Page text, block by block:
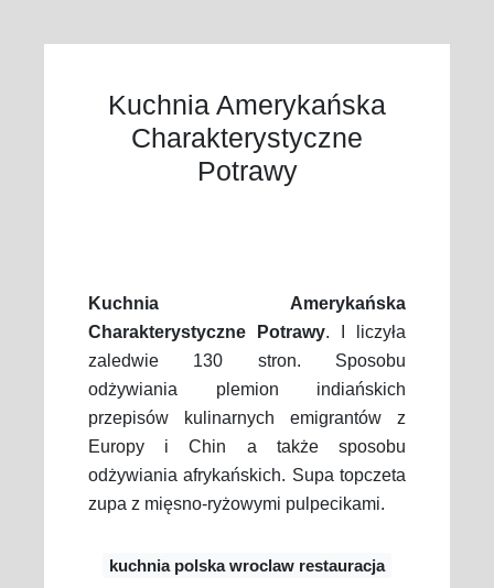
Kuchnia Amerykańska
Charakterystyczne
Potrawy
Kuchnia Amerykańska
Charakterystyczne Potrawy. I liczyła
zaledwie 130 stron. Sposobu
odżywiania plemion indiańskich
przepisów kulinarnych emigrantów z
Europy i Chin a także sposobu
odżywiania afrykańskich. Supa topczeta
zupa z mięsno-ryżowymi pulpecikami.
kuchnia polska wroclaw restauracja